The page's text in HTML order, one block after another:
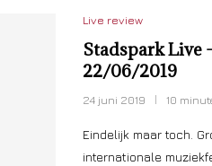
Live review
Stadspark Live
22/06/2019
24 juni 2019 10
Eindelijk maar toch.
internationale